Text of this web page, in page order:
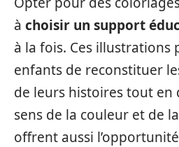
à choisir un support
à la fois. Ces
enfants de reconstituer
de leurs histoires tout
sens de la couleur et de
offrent aussi